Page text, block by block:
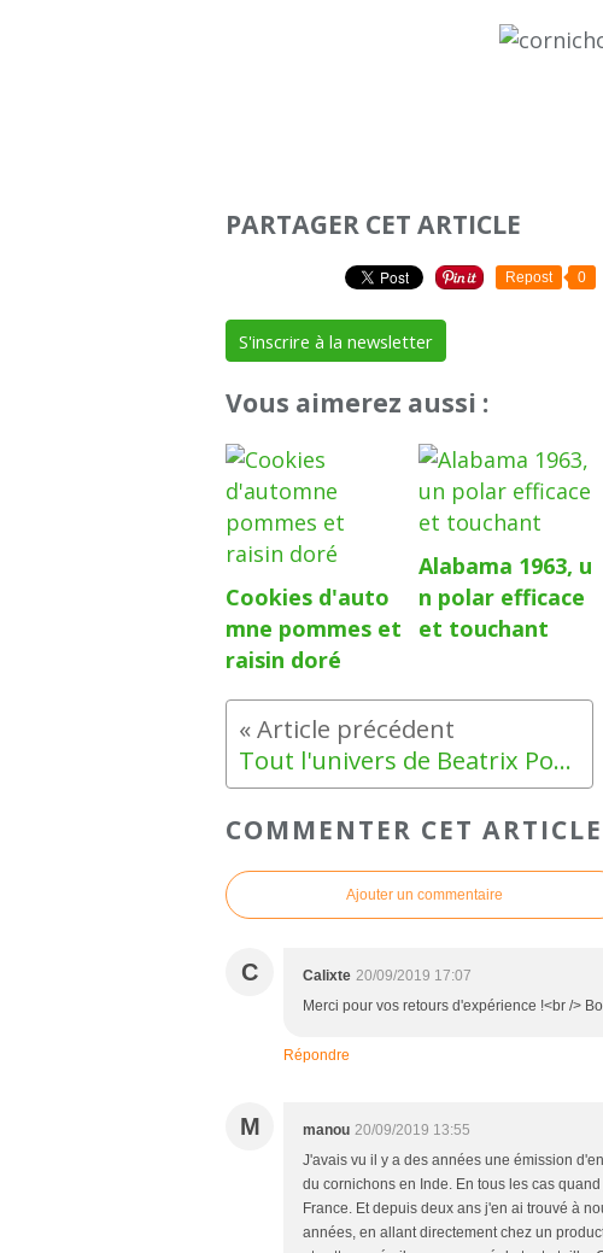
PARTAGER CET ARTICLE
Repost 0
S'inscrire à la newsletter
Vous aimerez aussi :
Cookies d'auto
mne pommes et
raisin doré
Alabama 1963, u
n polar efficace
et touchant
Tout l'univers de Beatrix Potter
COMMENTER CET ARTICLE
Ajouter un commentaire
C Calixte 20/09/2019 17:07
Merci pour vos retours d'expérience !<br />
Répondre
M manou 20/09/2019 13:55
J'avais vu il y a des années une émission
du cornichons en Inde. En tous les cas
France. Et depuis deux ans j'en ai trouvé à
années, en allant directement chez un